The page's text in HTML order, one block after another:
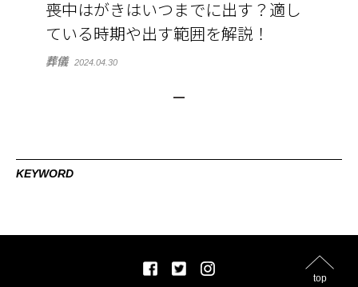
喪中はがきはいつまでに出す？適し
ている時期や出す範囲を解説！
葬儀 2024.04.30
KEYWORD
top